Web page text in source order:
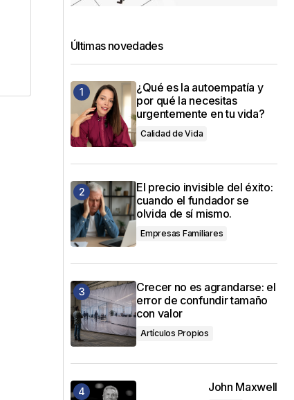
Últimas novedades
¿Qué es la autoempatía y
por qué la necesitas
urgentemente en tu vida?
Calidad de Vida
El precio invisible del éxito:
cuando el fundador se
olvida de sí mismo.
Empresas Familiares
Crecer no es agrandarse: el
error de confundir tamaño
con valor
Artículos Propios
John Maxwell